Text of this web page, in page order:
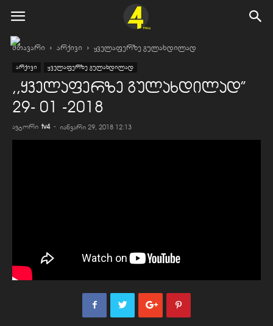
მთავარი არქივი ყველაფერზე გულახდილად
არქივი ყველაფერზე გულახდილად
,,ყველაფერზე გულახდილად”
29- 01 -2018
ავტორი tv4 - იანვარი 29, 2018 12:13